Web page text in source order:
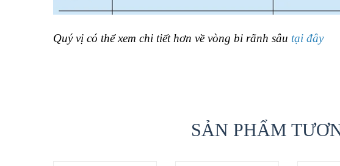
Quý vị có thể xem chi tiết hơn về vòng bi rãnh sâu tại đây
SẢN PHẨM